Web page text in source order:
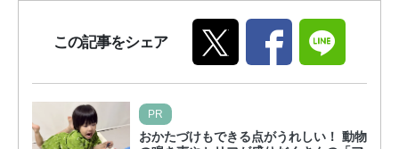
この記事をシェア
PR
おかたづけもできる点がうれしい！ 動物